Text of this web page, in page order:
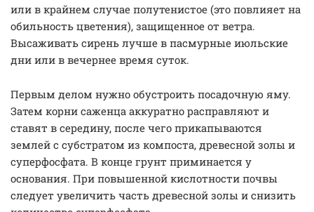
или в крайнем случае полутенистое (это повлияет на
обильность цветения), защищенное от ветра.
Высаживать сирень лучше в пасмурные июльские
дни или в вечернее время суток.
Первым делом нужно обустроить посадочную яму.
Затем корни саженца аккуратно расправляют и
ставят в середину, после чего прикапываются
землей с субстратом из компоста, древесной золы и
суперфосфата. В конце грунт приминается у
основания. При повышенной кислотности почвы
следует увеличить часть древесной золы и снизить